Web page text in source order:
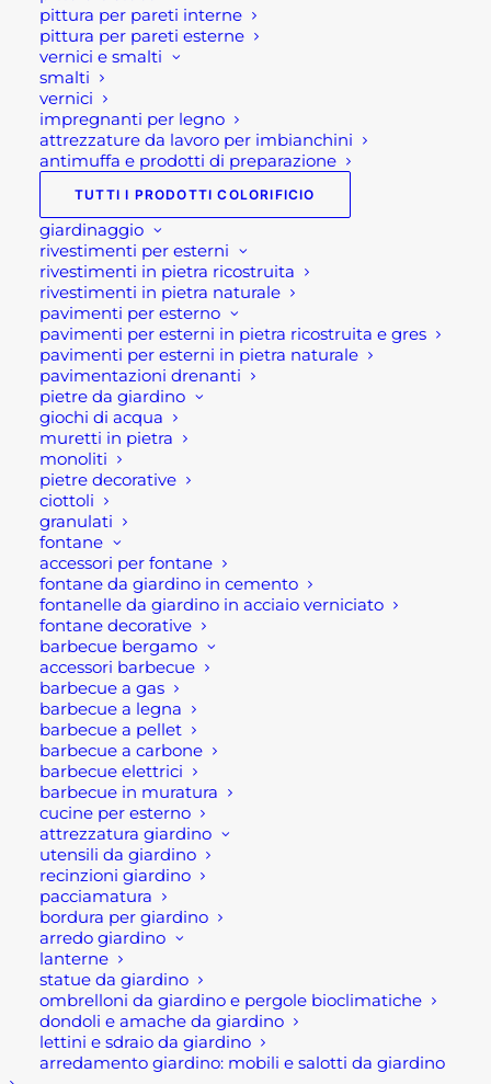
pittura per pareti interne
pittura per pareti esterne
vernici e smalti
smalti
vernici
impregnanti per legno
attrezzature da lavoro per imbianchini
antimuffa e prodotti di preparazione
TUTTI I PRODOTTI COLORIFICIO
giardinaggio
rivestimenti per esterni
rivestimenti in pietra ricostruita
rivestimenti in pietra naturale
pavimenti per esterno
pavimenti per esterni in pietra ricostruita e gres
pavimenti per esterni in pietra naturale
pavimentazioni drenanti
pietre da giardino
giochi di acqua
muretti in pietra
monoliti
pietre decorative
ciottoli
granulati
fontane
accessori per fontane
fontane da giardino in cemento
fontanelle da giardino in acciaio verniciato
fontane decorative
barbecue bergamo
accessori barbecue
barbecue a gas
barbecue a legna
barbecue a pellet
barbecue a carbone
barbecue elettrici
barbecue in muratura
cucine per esterno
attrezzatura giardino
utensili da giardino
recinzioni giardino
pacciamatura
bordura per giardino
arredo giardino
lanterne
statue da giardino
ombrelloni da giardino e pergole bioclimatiche
dondoli e amache da giardino
lettini e sdraio da giardino
arredamento giardino: mobili e salotti da giardino
18,20€ -18,90€Fascia
di
18,90 €
LAVELLO PER ESTERNO Q MADRID XL
212,00
da
212,00 €
a
239,00 €
STATUETTE DA GIARDINO ANIMALI IN
RESINA
7,90 € -17,50€ Fascia
prezzo:
a
17,50 €
Suggeriti
RIVESTIMENTO SILOSSANICO ACRILHEX
FRATAZZATO ALGADEFEND
60,30€
BARBECUE A GAS SIESTA 2 FUOCHI
369,00
CIOTTOLO BIANCO CARRARA
8,00€- 9,00
9,00 €
Ultimi visti
CIOTOLA TONDA PER ESTERNO IN
CEMENTO
15,00€- 38,00
CIOTOLA OVALE PER ESTERNO IN
CEMENTO
34,00€ -93,00 €
da
CANNA FUMARIA ACCIAIO INOX
SCORREVOLE MAT MONOPARETE
20,00€-58,20€ Fascia
a
Rota Commerciale
Sede legale e punto vendita